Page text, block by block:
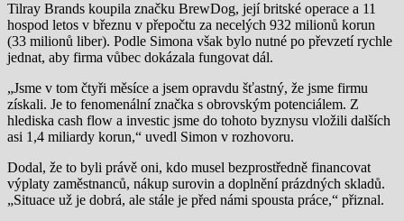
Tilray Brands koupila značku BrewDog, její britské operace a 11
hospod letos v březnu v přepočtu za necelých 932 milionů korun
(33 milionů liber). Podle Simona však bylo nutné po převzetí rychle
jednat, aby firma vůbec dokázala fungovat dál.
„Jsme v tom čtyři měsíce a jsem opravdu šťastný, že jsme firmu
získali. Je to fenomenální značka s obrovským potenciálem. Z
hlediska cash flow a investic jsme do tohoto byznysu vložili dalších
asi 1,4 miliardy korun,“ uvedl Simon v rozhovoru.
Dodal, že to byli právě oni, kdo musel bezprostředně financovat
výplaty zaměstnanců, nákup surovin a doplnění prázdných skladů.
„Situace už je dobrá, ale stále je před námi spousta práce,“ přiznal.